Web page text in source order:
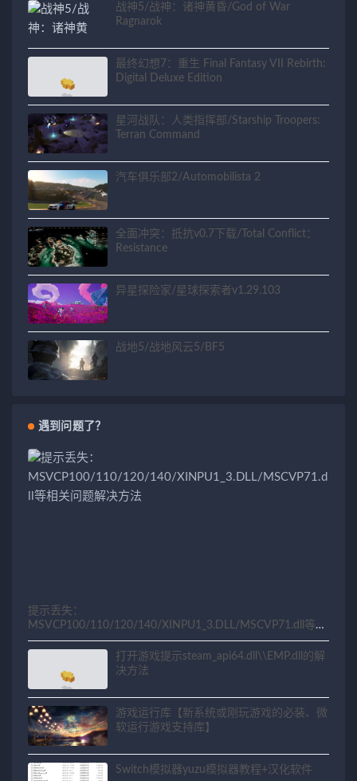
战神5/战神：诸神黄昏/God of War
Ragnarok
最终幻想7：重生 Final Fantasy VII Rebirth:
Digital Deluxe Edition
星河战队：人类指挥部/Starship Troopers:
Terran Command
汽车俱乐部2/Automobilista 2
全面冲突：抵抗v0.7下载/Total Conflict：
Resistance
异星探险家/星球探索者v1.29.103
战地5/战地风云5/BF5
遇到问题了？
提示丢失：
MSVCP100/110/120/140/XINPU1_3.DLL/MSCVP71.dll等相
关问题解决方法
打开游戏提示steam_api64.dll\\EMP.dll的解
决方法
游戏运行库【新系统或刚玩游戏的必装、微
软运行游戏支持库】
Switch模拟器yuzu模拟器教程+汉化软件